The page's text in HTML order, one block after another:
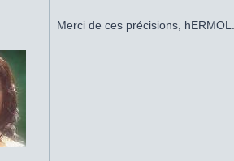
Merci de ces précisions, hERMOL.